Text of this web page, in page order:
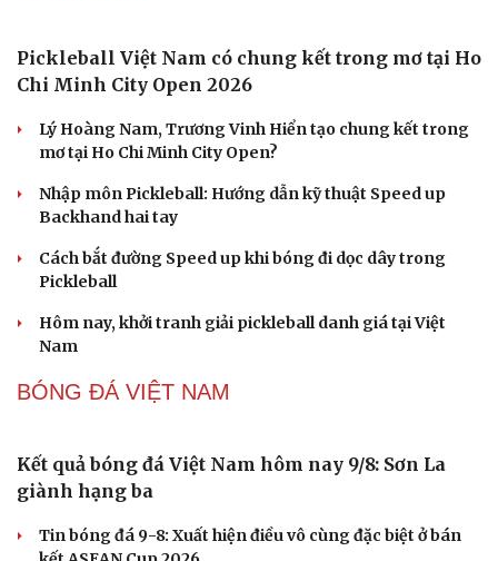
Honda tăng tốc cuộc đua xe điện tại Trung Quốc
với chiến lược phát triển sản phẩm
Mazda MX-5 thế hệ mới sẽ có cả bản thuần điện và động
cơ xăng Skyactiv-Z 2.5L
Ngành ô tô Trung Quốc đối mặt khủng hoảng vì cuộc
chiến giảm giá xe điện
Kawasaki KLE 500 2026 ra mắt giá 211 triệu đồng - Sự
hồi sinh ấn tượng
Gần 2.000 con ốc titan trên siêu xe Pagani có giá hơn
2,9 tỷ đồng
PICKLEBALL
Pickleball Việt Nam có chung kết trong mơ tại Ho